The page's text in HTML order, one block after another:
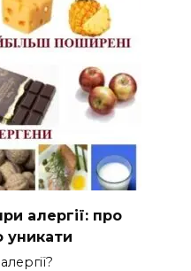
алергії: про
уникати